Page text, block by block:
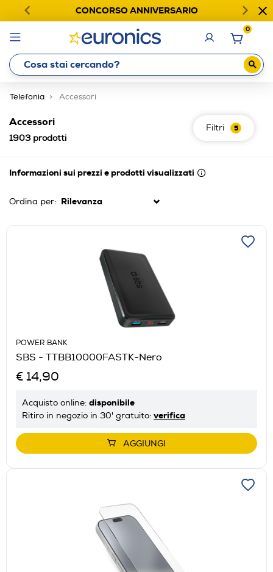
CONCORSO ANNIVERSARIO
0
Telefonia Accessori
Filtri 5
Accessori
1903prodotti
Informazioni sui prezzi e prodotti visualizzati
Ordina per:
POWER BANK
SBS - TTBB10000FASTK-Nero
€ 14,90
Acquisto online: disponibile
Ritiro in negozio in 30' gratuito: verifica
AGGIUNGI